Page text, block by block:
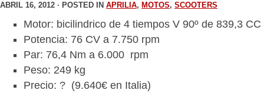
ABRIL 16, 2012 · POSTED IN APRILIA, MOTOS, SCOOTERS
Motor: bicilindrico de 4 tiempos V 90º de 839,3 CC
Potencia: 76 CV a 7.750 rpm
Par: 76,4 Nm a 6.000 rpm
Peso: 249 kg
Precio: ? (9.640€ en Italia)